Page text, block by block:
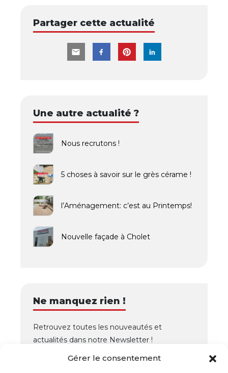
Gérer le consentement
Partager cette actualité
Une autre actualité ?
Nous recrutons !
5 choses à savoir sur le grès cérame !
l’Aménagement: c’est au Printemps!
Nouvelle façade à Cholet
Ne manquez rien !
Retrouvez toutes les nouveautés et
actualités dans notre Newsletter !
OK